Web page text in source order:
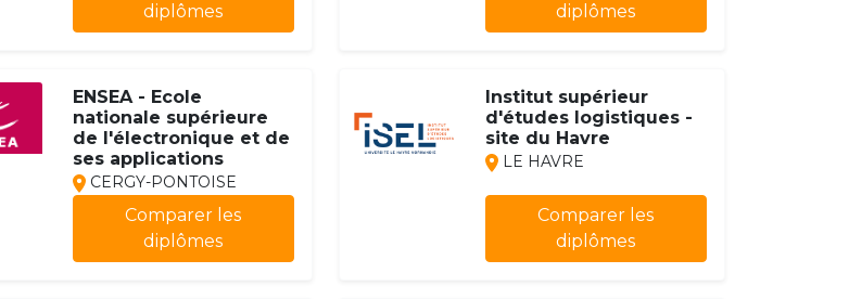
diplômes
diplômes
ENSEA - Ecole
nationale supérieure
de l'électronique et de
ses applications
CERGY-PONTOISE
Comparer les
diplômes
Institut supérieur
d'études logistiques -
site du Havre
LE HAVRE
Comparer les
diplômes